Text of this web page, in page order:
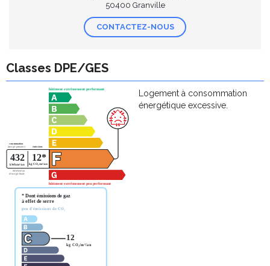
50400 Granville
CONTACTEZ-NOUS
Classes DPE/GES
Logement à consommation
énergétique excessive.